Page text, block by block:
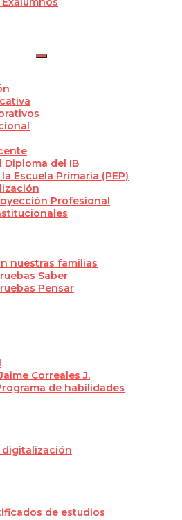
Diploma del IB
Escuela Primaria (PEP)
Profesional
nuestras familias
Saber
Pensar
Correales J.
de habilidades
digitalización
de estudios